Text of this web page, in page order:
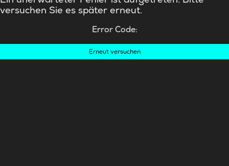
versuchen Sie es später erneut.
Error Code:
Erneut versuchen